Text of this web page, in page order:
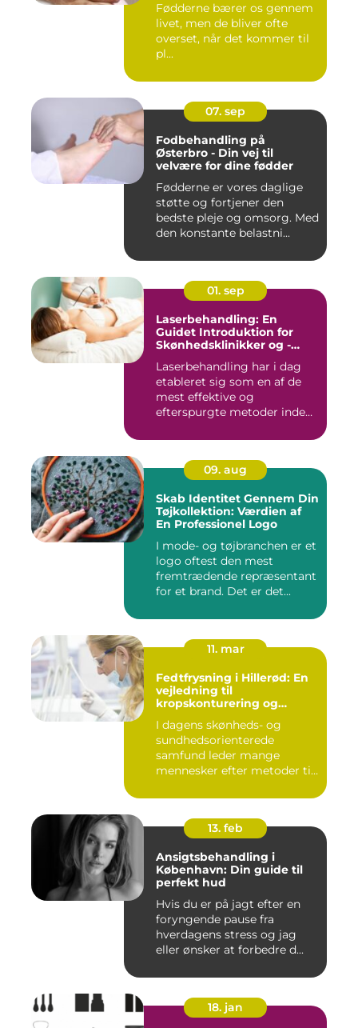
Fødderne bærer os gennem
livet, men de bliver ofte
overset, når det kommer til
pl...
07. sep
Fodbehandling på
Østerbro - Din vej til
velvære for dine fødder
Fødderne er vores daglige
støtte og fortjener den
bedste pleje og omsorg. Med
den konstante belastni...
01. sep
Laserbehandling: En
Guidet Introduktion for
Skønhedsklinikker og -
Laserbehandling har i dag
etableret sig som en af de
mest effektive og
efterspurgte metoder inden
09. aug
Skab Identitet Gennem Din
Tøjkollektion: Værdien af
En Professionel Logo
I mode- og tøjbranchen er et
logo oftest den mest
fremtrædende repræsentant
for et brand. Det er det...
11. mar
Fedtfrysning i Hillerød: En
vejledning til
kropskonturering og
I dagens skønheds- og
sundhedsorienterede
samfund leder mange
mennesker efter metoder til
13. feb
Ansigtsbehandling i
København: Din guide til
perfekt hud
Hvis du er på jagt efter en
foryngende pause fra
hverdagens stress og jag
eller ønsker at forbedre d...
18. jan